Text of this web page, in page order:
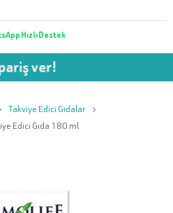
Hızlı Destek
ver!
Takviye Edici Gıdalar
Edici Gıda 180 ml